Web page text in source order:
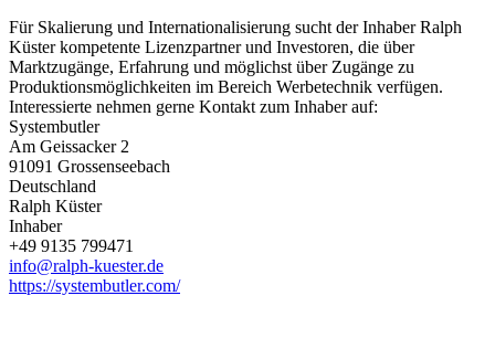
Für Skalierung und Internationalisierung sucht der Inhaber Ralph
Küster kompetente Lizenzpartner und Investoren, die über
Marktzugänge, Erfahrung und möglichst über Zugänge zu
Produktionsmöglichkeiten im Bereich Werbetechnik verfügen.
Interessierte nehmen gerne Kontakt zum Inhaber auf:
Systembutler
Am Geissacker 2
91091 Grossenseebach
Deutschland
Ralph Küster
Inhaber
+49 9135 799471
info@ralph-kuester.de
https://systembutler.com/